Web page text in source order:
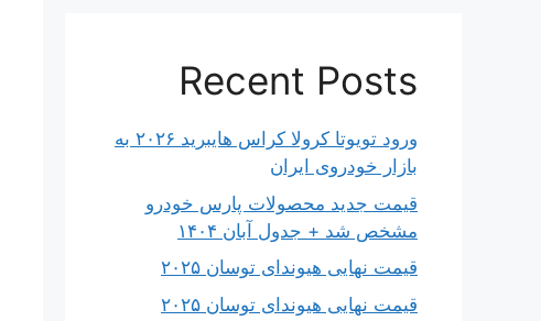
Recent Posts
ورود تویوتا کرولا کراس هایبرید ۲۰۲۶ به
بازار خودروی ایران
قیمت جدید محصولات پارس خودرو
مشخص شد + جدول آبان ۱۴۰۴
قیمت نهایی هیوندای توسان ۲۰۲۵
قیمت نهایی هیوندای توسان ۲۰۲۵